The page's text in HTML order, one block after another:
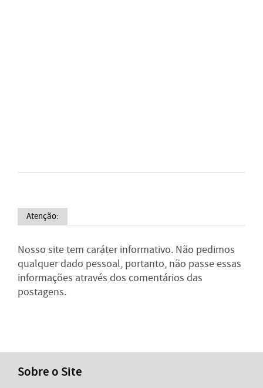
Atenção:
Nosso site tem caráter informativo. Não pedimos
qualquer dado pessoal, portanto, não passe essas
informações através dos comentários das
postagens.
Sobre o Site